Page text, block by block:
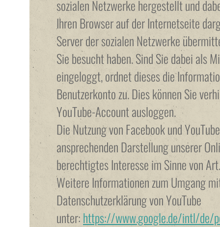
sozialen Netzwerke hergestellt und
Ihren Browser auf der Internetseite
Server der sozialen Netzwerke
Sie besucht haben. Sind Sie dabei als
eingeloggt, ordnet dieses die
Benutzerkonto zu. Dies können Sie
YouTube-Account ausloggen.
Die Nutzung von Facebook und
ansprechenden Darstellung unserer
berechtigtes Interesse im Sinne von
Weitere Informationen zum Umgang
Datenschutzerklärung von YouTube
unter:https://www.google.de/intl/de/